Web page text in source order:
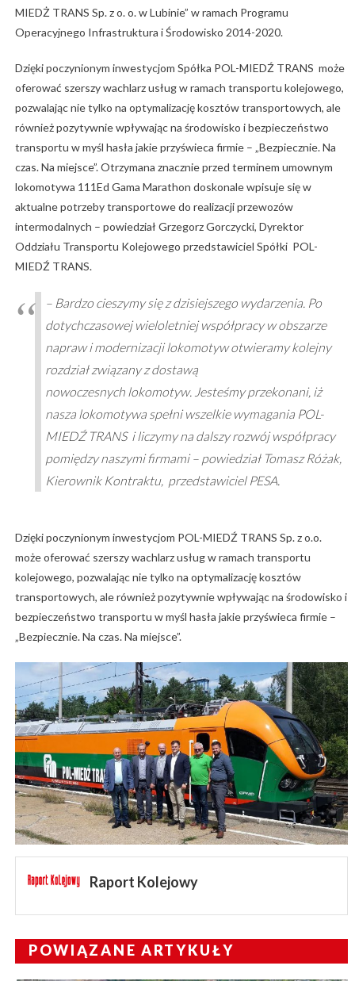
MIEDŻ TRANS Sp. z o. o. w Lubinie” w ramach Programu
Operacyjnego Infrastruktura i Środowisko 2014-2020.
Dzięki poczynionym inwe­stycjom Spółka POL-MIEDŹ TRANS może
oferować szerszy wachlarz usług w ramach transportu kolejowego,
pozwalając nie tylko na optymalizację kosztów transportowych, ale
również pozytywnie wpływając na środowisko i bezpieczeństwo
transportu w myśl hasła jakie przyświeca firmie – „Bez­piecznie. Na
czas. Na miejsce”. Otrzymana znacznie przed terminem umownym
lokomotywa 111Ed Gama Marathon doskonale wpisuje się w
aktualne potrzeby transportowe do realizacji przewozów
intermodalnych – powiedział Grzegorz Gorczycki, Dyrektor
Oddziału Transportu Kolejowego przedstawiciel Spółki POL-
MIEDŹ TRANS.
– Bardzo cieszymy się z dzisiejszego wydarzenia. Po
dotychczasowej wieloletniej współpracy w obszarze
napraw i modernizacji lokomotyw otwieramy kolejny
rozdział związany z dostawą
nowoczesnych lokomotyw. Jesteśmy przekonani, iż
nasza lokomotywa spełni wszelkie wymagania POL-
MIEDŹ TRANS i liczymy na dalszy rozwój współpracy
pomiędzy naszymi firmami – powiedział Tomasz Różak,
Kierownik Kontraktu, przedstawiciel PESA.
Dzięki poczynionym inwe­stycjom POL-MIEDŹ TRANS Sp. z o.o.
może oferować szerszy wachlarz usług w ramach transportu
kolejowego, pozwalając nie tylko na optymalizację kosztów
transportowych, ale również pozytywnie wpływając na środowisko i
bezpieczeństwo transportu w myśl hasła jakie przyświeca firmie –
„Bez­piecznie. Na czas. Na miejsce”.
Raport Kolejowy
POWIĄZANE ARTYKUŁY